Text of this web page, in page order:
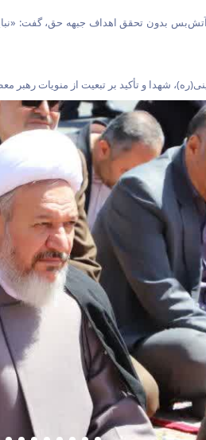
آتش‌بس بدون تحقق اهداف جبهه حق، گفت: